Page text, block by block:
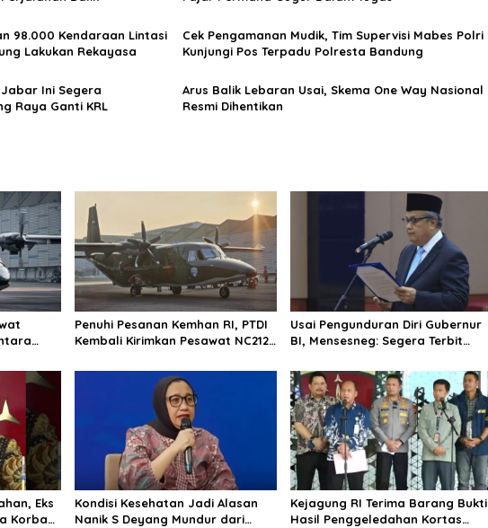
98.000 Kendaraan Lintasi
Lakukan Rekayasa
Cek Pengamanan Mudik, Tim Supervisi Mabes Polri
Kunjungi Pos Terpadu Polresta Bandung
Ini Segera
Raya Ganti KRL
Arus Balik Lebaran Usai, Skema One Way Nasional
Resmi Dihentikan
Penuhi Pesanan Kemhan RI, PTDI
Kembali Kirimkan Pesawat NC212i
Usai Pengunduran Diri Gubernur
BI, Mensesneg: Segera Terbit
Hormat
Eks
Korban
Kondisi Kesehatan Jadi Alasan
Nanik S Deyang Mundur dari
Kejagung RI Terima Barang Bukti
Hasil Penggeledahan Kortas